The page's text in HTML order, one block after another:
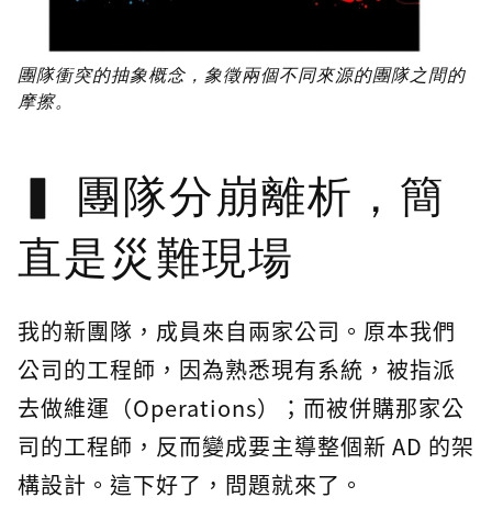
團隊衝突的抽象概念，象徵兩個不同來源的團隊之間的
摩擦。
團隊分崩離析，簡
直是災難現場
我的新團隊，成員來自兩家公司。原本我們
公司的工程師，因為熟悉現有系統，被指派
去做維運（Operations）；而被併購那家公
司的工程師，反而變成要主導整個新 AD 的架
構設計。這下好了，問題就來了。